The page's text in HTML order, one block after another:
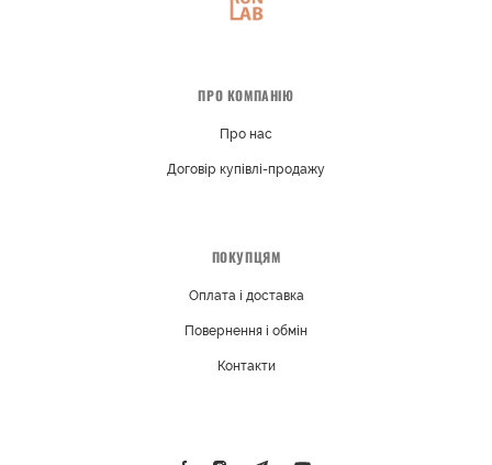
ПРО КОМПАНІЮ
Про нас
Договір купівлі-продажу
ПОКУПЦЯМ
Оплата і доставка
Повернення і обмін
Контакти